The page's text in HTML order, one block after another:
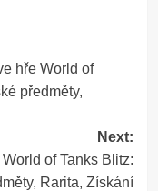
hře World of
předměty,
Next:
of Tanks Blitz:
Rarita, Získání